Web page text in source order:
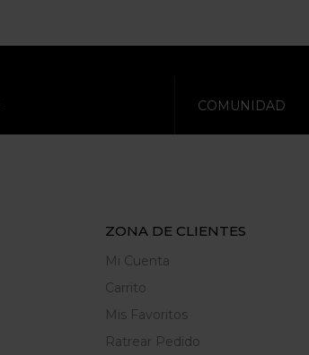
COMUNIDAD
ZONA DE CLIENTES
Mi Cuenta
Carrito
Mis Favoritos
Ratrear Pedido